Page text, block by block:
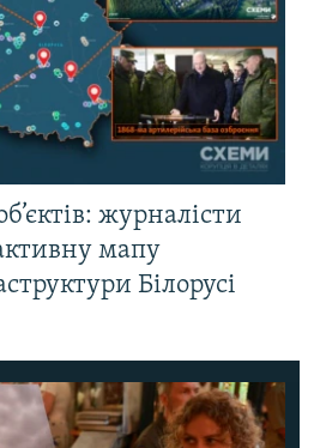
журналісти
мапу
Білорусі